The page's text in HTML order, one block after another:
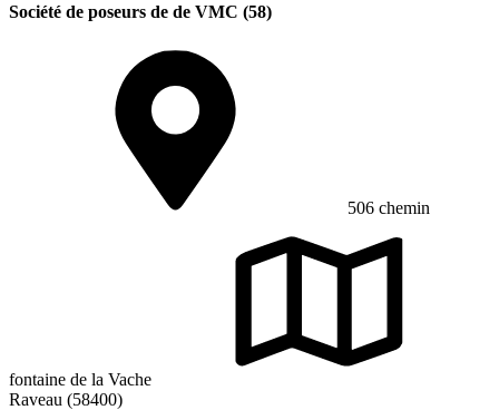
Société de poseurs de de VMC (58)
506 chemin
fontaine de la Vache
Raveau (58400)